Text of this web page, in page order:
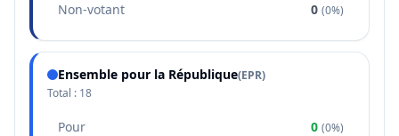
Non-votant 0 (0%)
Ensemble pour la République(EPR)
Total : 18
Pour 0 (0%)